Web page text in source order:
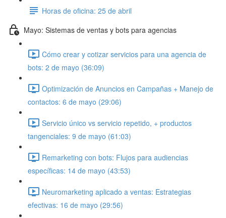
Horas de oficina: 25 de abril
Mayo: Sistemas de ventas y bots para agencias
Cómo crear y cotizar servicios para una agencia de
bots: 2 de mayo (36:09)
Optimización de Anuncios en Campañas + Manejo de
contactos: 6 de mayo (29:06)
Servicio único vs servicio repetido, + productos
tangenciales: 9 de mayo (61:03)
Remarketing con bots: Flujos para audiencias
específicas: 14 de mayo (43:53)
Neuromarketing aplicado a ventas: Estrategias
efectivas: 16 de mayo (29:56)